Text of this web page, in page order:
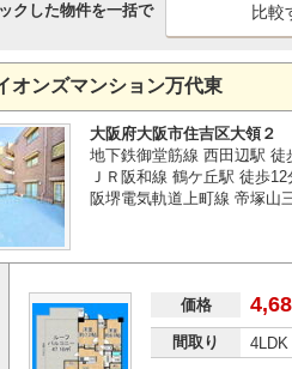
クした物件を一括で
オンズマンション万代東
大阪府大阪市住吉区大領２
地下鉄御堂筋線 西田辺駅 徒
ＪＲ阪和線 鶴ケ丘駅 徒歩12
阪堺電気軌道上町線 帝塚山
価格
間取り 4LDK